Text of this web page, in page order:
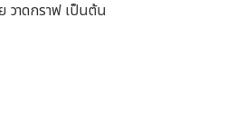
วาดกราฟ เป็นต้น